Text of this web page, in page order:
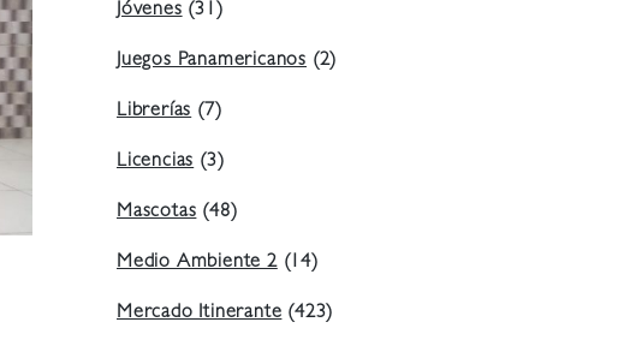
Jóvenes(31)
Juegos Panamericanos (2)
Librerías(7)
Licencias(3)
Mascotas(48)
Medio Ambiente 2(14)
Mercado Itinerante(423)